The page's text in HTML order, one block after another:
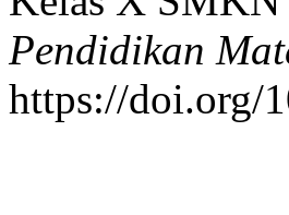
Pendidikan
https://doi.org/